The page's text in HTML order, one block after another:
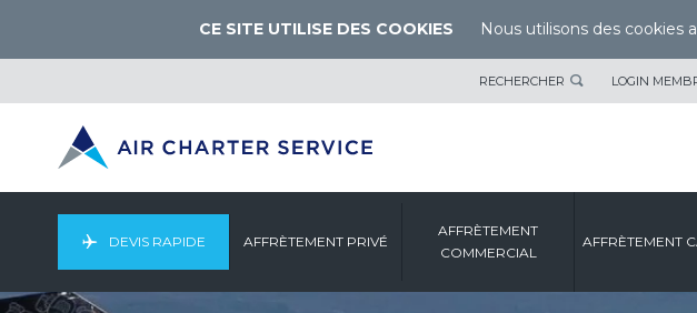
CE SITE UTILISE DES COOKIES Nous utilisons des cookies
RECHERCHER LOGIN
DEVIS RAPIDE AFFRÈTEMENT PRIVÉ
AFFRÈTEMENT
COMMERCIAL
AFFRÈTEMENT